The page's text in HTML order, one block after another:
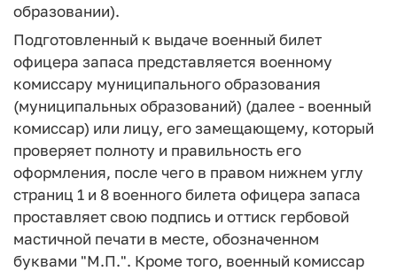
образовании).
Подготовленный к выдаче военный билет
офицера запаса представляется военному
комиссару муниципального образования
(муниципальных образований) (далее - военный
комиссар) или лицу, его замещающему, который
проверяет полноту и правильность его
оформления, после чего в правом нижнем углу
страниц 1 и 8 военного билета офицера запаса
проставляет свою подпись и оттиск гербовой
мастичной печати в месте, обозначенном
буквами "М.П.". Кроме того, военный комиссар